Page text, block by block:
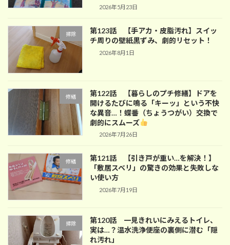
2026年5月23日
掃除
第123話 【手アカ・皮脂汚れ】スイッ
チ周りの壁紙黒ずみ、劇的リセット！
2026年8月1日
修繕
第122話 【暮らしのプチ修繕】ドアを
開けるたびに鳴る「キーッ」という不快
な異音…！蝶番（ちょうつがい）交換で
劇的にスムーズ
2026年7月26日
修繕
第121話 【引き戸が重い…を解決！】
「敷居スベリ」の驚きの効果と失敗しな
い使い方
2026年7月19日
掃除
第120話 一見きれいにみえるトイレ、
実は…？温水洗浄便座の裏側に潜む「隠
れ汚れ」